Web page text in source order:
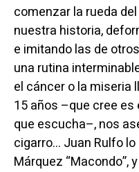
comenzar la rueda
nuestra historia,
e imitando las de
una rutina
el cáncer o la miseria
15 años –que cree
que escucha–, nos
cigarro… Juan Rulfo lo
Márquez “Macondo”,